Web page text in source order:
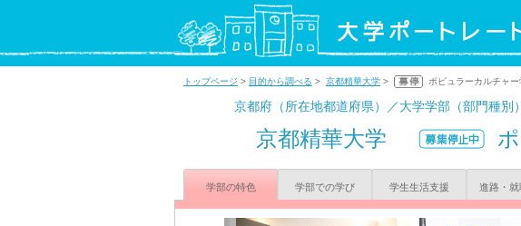
トップページ > 目的から調べる > 京都精華大学 > ポピュラーカルチャー
京都府（所在地都道府県）／大学学部（部門種別）
京都精華大学
学部の特色 学部での学び 学生生活支援 進路・就